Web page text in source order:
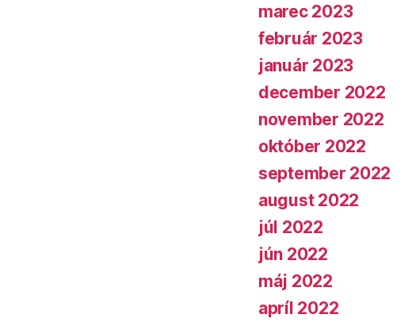
marec 2023
február 2023
január 2023
december 2022
november 2022
október 2022
september 2022
august 2022
júl 2022
jún 2022
máj 2022
apríl 2022